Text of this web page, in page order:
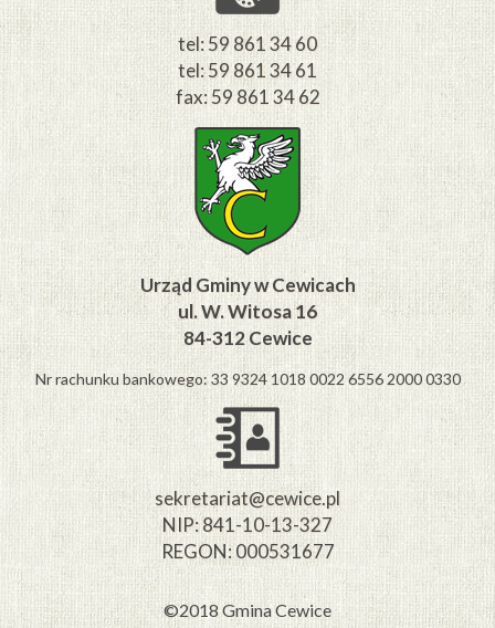
tel: 59 861 34 60
tel: 59 861 34 61
fax: 59 861 34 62
Urząd Gminy w Cewicach
ul. W. Witosa 16
84-312 Cewice
Nr rachunku bankowego: 33 9324 1018 0022 6556 2000 0330
sekretariat@cewice.pl
NIP: 841-10-13-327
REGON: 000531677
©2018 Gmina Cewice